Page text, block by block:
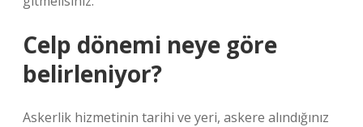
Celp dönemi neye göre
belirleniyor?
Askerlik hizmetinin tarihi ve yeri, askere alındığınız